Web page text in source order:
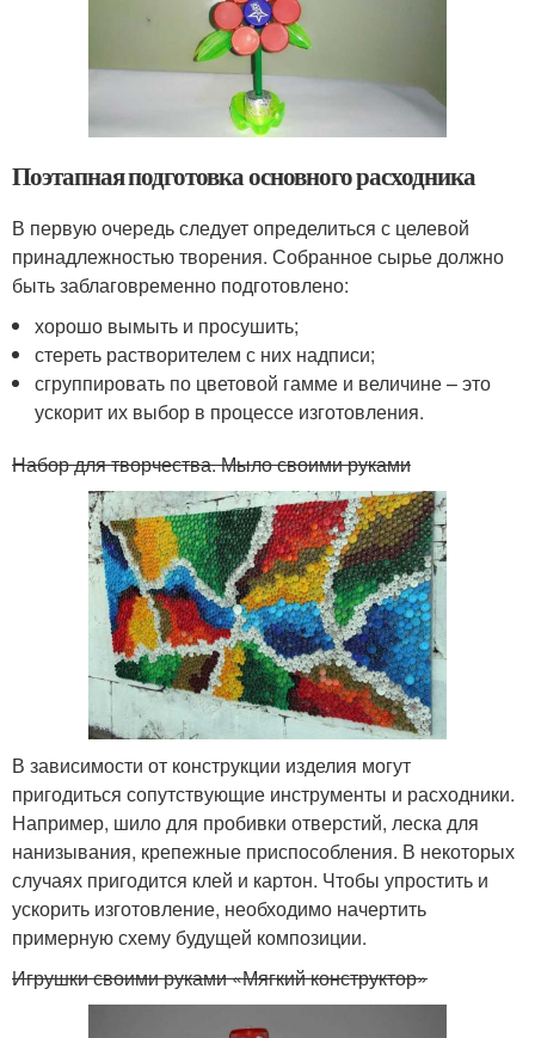
Поэтапная подготовка основного расходника
В первую очередь следует определиться с целевой
принадлежностью творения. Собранное сырье должно
быть заблаговременно подготовлено:
хорошо вымыть и просушить;
стереть растворителем с них надписи;
сгруппировать по цветовой гамме и величине – это
ускорит их выбор в процессе изготовления.
Набор для творчества. Мыло своими руками
В зависимости от конструкции изделия могут
пригодиться сопутствующие инструменты и расходники.
Например, шило для пробивки отверстий, леска для
нанизывания, крепежные приспособления. В некоторых
случаях пригодится клей и картон. Чтобы упростить и
ускорить изготовление, необходимо начертить
примерную схему будущей композиции.
Игрушки своими руками «Мягкий конструктор»